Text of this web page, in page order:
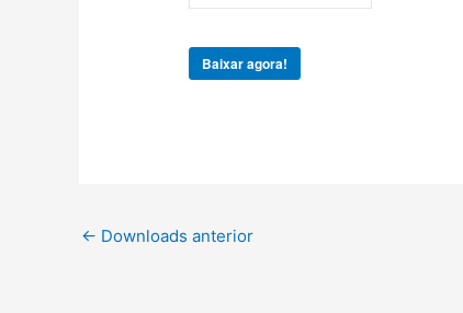
Baixar agora!
← Downloads anterior